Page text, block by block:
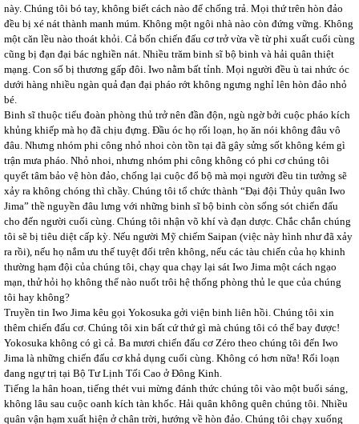
này. Chúng tôi bó tay, không biết cách nào để chống trả. Mọi thứ trên hòn đảo
đều bị xé nát thành manh múm. Không một ngôi nhà nào còn đứng vững. Không
một căn lều nào thoát khỏi. Cả bốn chiến đấu cơ trở vừa về từ phi xuất cuối cùng
cũng bị đạn đại bác nghiền nát. Nhiều trăm binh sĩ bộ binh và hải quân thiệt
mạng. Con số bị thương gấp đôi. Iwo nằm bất tỉnh. Mọi người đều ù tai nhức óc
dưới hàng nhiều ngàn quả đạn đại pháo rớt không ngưng nghỉ lên hòn đảo nhỏ
bé.
Binh sĩ thuộc tiểu đoàn phòng thủ trở nên đần độn, ngù ngờ bởi cuộc pháo kích
khủng khiếp mà họ đã chịu đựng. Đầu óc họ rối loạn, họ ăn nói không đâu vô
đâu. Nhưng nhóm phi công nhỏ nhoi còn tồn tại đã gây sửng sốt không kém gì
trận mưa pháo. Nhỏ nhoi, nhưng nhóm phi công không có phi cơ chúng tôi
quyết tâm bảo vệ hòn đảo, chống lại cuộc đổ bộ mà mọi người đều tin tưởng sẽ
xảy ra không chóng thì chầy. Chúng tôi tổ chức thành “Đại đội Thủy quân Iwo
Jima” thề nguyền đâu lưng với những binh sĩ bộ binh còn sống sót chiến đấu
cho đến người cuối cùng. Chúng tôi nhận võ khí và đạn dược. Chắc chắn chúng
tôi sẽ bị tiêu diệt cấp kỳ. Nếu người Mỹ chiếm Saipan (việc này hình như đã xảy
ra rồi), nếu họ nắm ưu thế tuyệt đối trên không, nếu các tàu chiến của họ khinh
thường hạm đội của chúng tôi, chạy qua chạy lại sát Iwo Jima một cách ngạo
mạn, thử hỏi họ không thể nào nuốt trôi hệ thống phòng thủ le que của chúng
tôi hay không?
Truyền tin Iwo Jima kêu gọi Yokosuka gởi viện binh liên hồi. Chúng tôi xin
thêm chiến đấu cơ. Chúng tôi xin bất cứ thứ gì mà chúng tôi có thể bay được!
Yokosuka không có gì cả. Ba mươi chiến đấu cơ Zéro theo chúng tôi đến Iwo
Jima là những chiến đấu cơ khả dụng cuối cùng. Không có hơn nữa! Rối loạn
đang ngự trị tại Bộ Tư Lịnh Tối Cao ở Đông Kinh.
Tiếng la hân hoan, tiếng thét vui mừng đánh thức chúng tôi vào một buổi sáng,
không lâu sau cuộc oanh kích tàn khốc. Hải quân không quên chúng tôi. Nhiều
quân vận hạm xuất hiện ở chân trời, hướng về hòn đảo. Chúng tôi chạy xuống